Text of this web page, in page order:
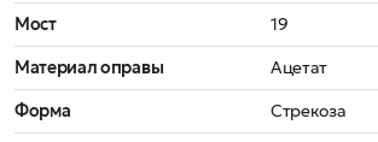
Мост
19
Материал оправы
Ацетат
Форма
Стрекоза